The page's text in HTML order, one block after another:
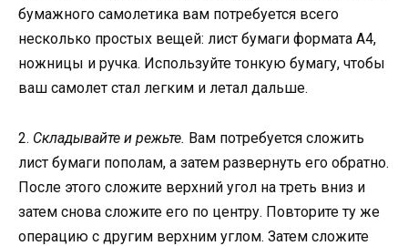
бумажного самолетика вам потребуется всего
несколько простых вещей: лист бумаги формата А4,
ножницы и ручка. Используйте тонкую бумагу, чтобы
ваш самолет стал легким и летал дальше.
2. Складывайте и режьте. Вам потребуется сложить
лист бумаги пополам, а затем развернуть его обратно.
После этого сложите верхний угол на треть вниз и
затем снова сложите его по центру. Повторите ту же
операцию с другим верхним углом. Затем сложите